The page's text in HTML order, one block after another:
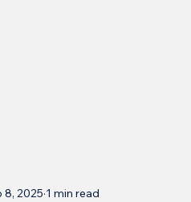
8, 2025 1 min read